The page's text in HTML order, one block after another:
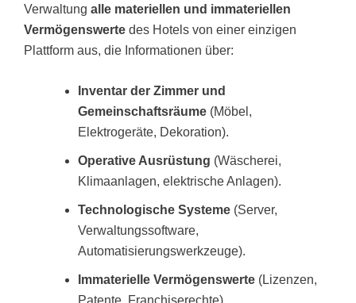
Verwaltung alle materiellen und immateriellen
Vermögenswerte des Hotels von einer einzigen
Plattform aus, die Informationen über:
Inventar der Zimmer und
Gemeinschaftsräume (Möbel,
Elektrogeräte, Dekoration).
Operative Ausrüstung (Wäscherei,
Klimaanlagen, elektrische Anlagen).
Technologische Systeme (Server,
Verwaltungssoftware,
Automatisierungswerkzeuge).
Immaterielle Vermögenswerte (Lizenzen,